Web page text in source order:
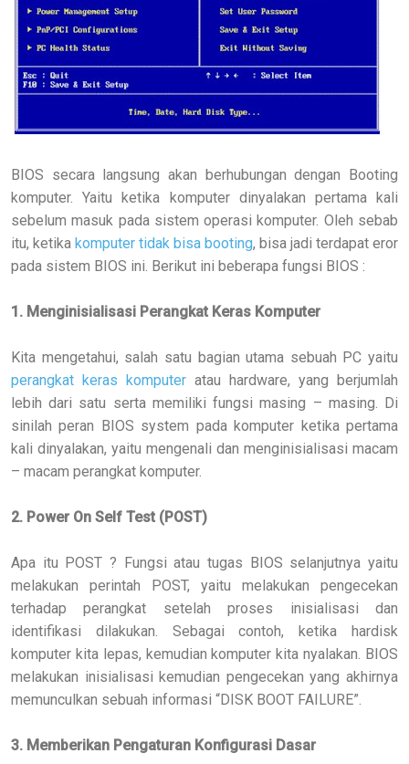
BIOS secara langsung akan berhubungan dengan Booting
komputer. Yaitu ketika komputer dinyalakan pertama kali
sebelum masuk pada sistem operasi komputer. Oleh sebab
itu, ketika komputer tidak bisa booting, bisa jadi terdapat eror
pada sistem BIOS ini. Berikut ini beberapa fungsi BIOS :
1. Menginisialisasi Perangkat Keras Komputer
Kita mengetahui, salah satu bagian utama sebuah PC yaitu
perangkat keras komputer atau hardware, yang berjumlah
lebih dari satu serta memiliki fungsi masing – masing. Di
sinilah peran BIOS system pada komputer ketika pertama
kali dinyalakan, yaitu mengenali dan menginisialisasi macam
– macam perangkat komputer.
2. Power On Self Test (POST)
Apa itu POST ? Fungsi atau tugas BIOS selanjutnya yaitu
melakukan perintah POST, yaitu melakukan pengecekan
terhadap perangkat setelah proses inisialisasi dan
identifikasi dilakukan. Sebagai contoh, ketika hardisk
komputer kita lepas, kemudian komputer kita nyalakan. BIOS
melakukan inisialisasi kemudian pengecekan yang akhirnya
memunculkan sebuah informasi “DISK BOOT FAILURE”.
3. Memberikan Pengaturan Konfigurasi Dasar